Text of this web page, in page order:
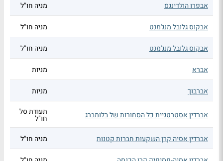
אבפרו הולדינגס מניה חו"ל
אבקוס גלובל מנג'מנט מניה חו"ל
אבקוס גלובל מנג'מנט מניה חו"ל
אברא מניות
אברבוך מניות
אברדין אסטרטגיית כל הסחורות של בלומברג תעודת סל
חו"ל
אברדין אסיה קרן השקעות חברות קטנות
מניה חו"ל